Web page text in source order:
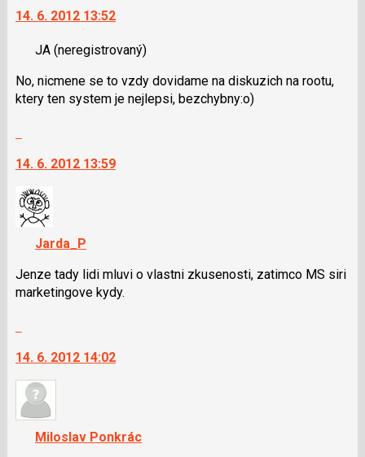
P
předchozí
nový
názor
další
názor.
navigaci
lze
klávesy
pro
následující
a
P
pro
předchozí
14. 6. 2012 13:52
JA (neregistrovaný)
No, nicmene se to vzdy dovidame na diskuzich na rootu,
ktery ten system je nejlepsi, bezchybny:o)
další
názor.
K
navigaci
lze
použít
i
následující
a
P
pro
předchozí
14. 6. 2012 13:59
Jarda_P
Jenze tady lidi mluvi o vlastni zkusenosti, zatimco MS siri
marketingove kydy.
další
nový
názor.
navigaci
lze
14. 6. 2012 14:02
Miloslav Ponkrác